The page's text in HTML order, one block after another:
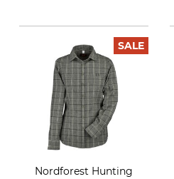
SALE
Nordforest Hunting